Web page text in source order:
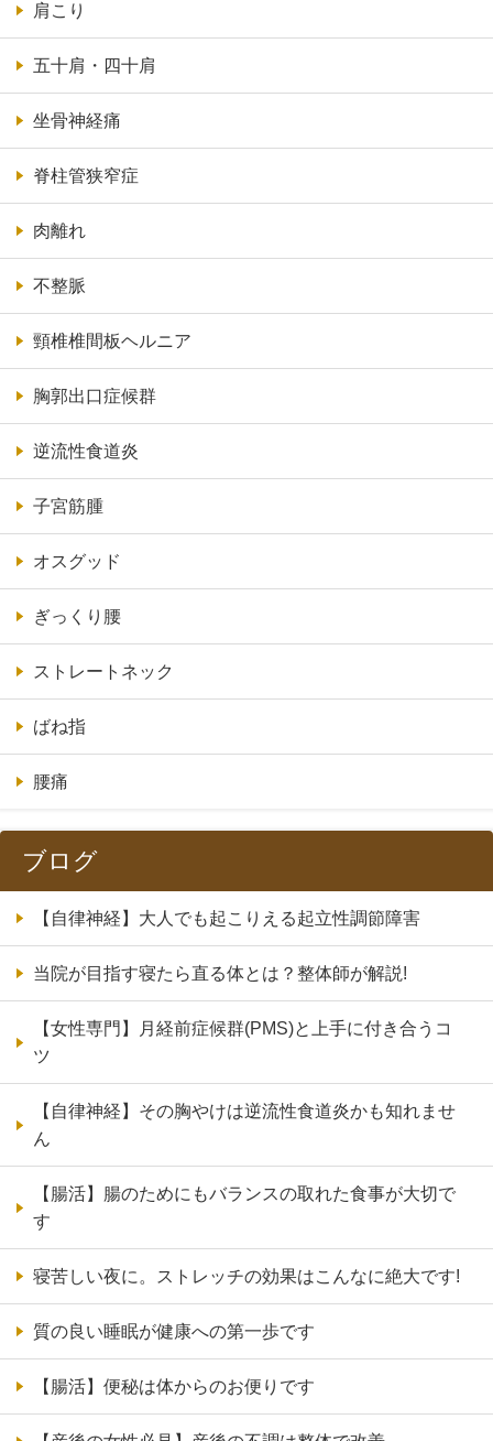
肩こり
五十肩・四十肩
坐骨神経痛
脊柱管狭窄症
肉離れ
不整脈
頸椎椎間板ヘルニア
胸郭出口症候群
逆流性食道炎
子宮筋腫
オスグッド
ぎっくり腰
ストレートネック
ばね指
腰痛
ブログ
【自律神経】大人でも起こりえる起立性調節障害
当院が目指す寝たら直る体とは？整体師が解説!
【女性専門】月経前症候群(PMS)と上手に付き合うコ
ツ
【自律神経】その胸やけは逆流性食道炎かも知れませ
ん
【腸活】腸のためにもバランスの取れた食事が大切で
す
寝苦しい夜に。ストレッチの効果はこんなに絶大です!
質の良い睡眠が健康への第一歩です
【腸活】便秘は体からのお便りです